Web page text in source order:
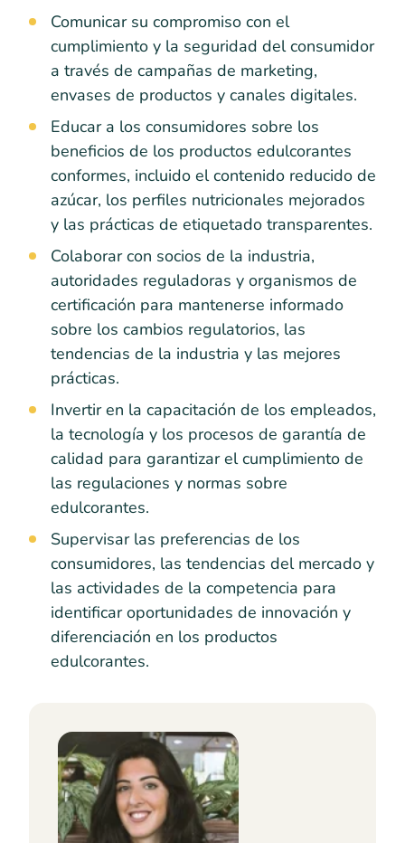
Comunicar su compromiso con el
cumplimiento y la seguridad del consumidor
a través de campañas de marketing,
envases de productos y canales digitales.
Educar a los consumidores sobre los
beneficios de los productos edulcorantes
conformes, incluido el contenido reducido de
azúcar, los perfiles nutricionales mejorados
y las prácticas de etiquetado transparentes.
Colaborar con socios de la industria,
autoridades reguladoras y organismos de
certificación para mantenerse informado
sobre los cambios regulatorios, las
tendencias de la industria y las mejores
prácticas.
Invertir en la capacitación de los empleados,
la tecnología y los procesos de garantía de
calidad para garantizar el cumplimiento de
las regulaciones y normas sobre
edulcorantes.
Supervisar las preferencias de los
consumidores, las tendencias del mercado y
las actividades de la competencia para
identificar oportunidades de innovación y
diferenciación en los productos
edulcorantes.